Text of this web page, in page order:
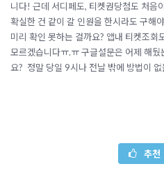
니다! 근데 서디페도, 티켓권당첨도 처음
확실한 건 같이 갈 인원을 한시라도 구해
미리 확인 못하는 걸까요? 앱내 티켓조
모르겠습니다ㅠ.ㅠ 구글설문은 어제 해
요? 정말 당일 9시나 전날 밖에 방법이 없
추천